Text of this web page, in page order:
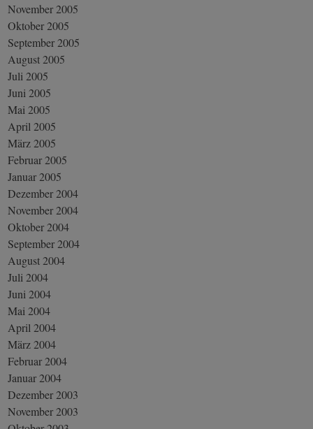
November 2005
Oktober 2005
September 2005
August 2005
Juli 2005
Juni 2005
Mai 2005
April 2005
März 2005
Februar 2005
Januar 2005
Dezember 2004
November 2004
Oktober 2004
September 2004
August 2004
Juli 2004
Juni 2004
Mai 2004
April 2004
März 2004
Februar 2004
Januar 2004
Dezember 2003
November 2003